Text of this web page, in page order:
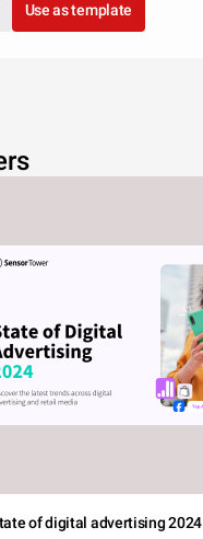
Use as template
of digital advertising 2024